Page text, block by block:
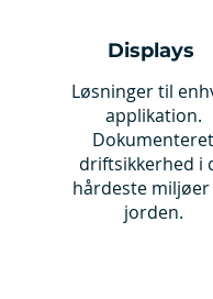
Displays
Løsninger til
applikation.
Dokumenteret
driftsikkerhed i
hårdeste miljøer
jorden.